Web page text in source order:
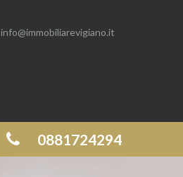
info@immobiliarevigiano.it
0881724294